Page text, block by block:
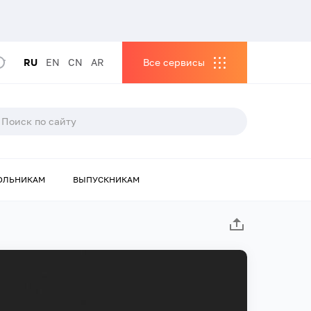
RU EN CN AR Все сервисы
ВЫПУСКНИКАМ